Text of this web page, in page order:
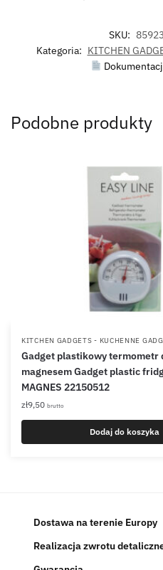
SKU:
Kategoria: KITCHEN
Podobne produkty
KITCHEN GADGETS - KUCHENNE
Gadget plastikowy termometr
magnesem Gadget plastic
MAGNES 22150512
zł9,50 brutto
Dodaj do koszyka
Dostawa na terenie Europy
Realizacja zwrotu